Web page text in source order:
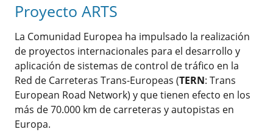
Proyecto ARTS
La Comunidad Europea ha impulsado la realización
de proyectos internacionales para el desarrollo y
aplicación de sistemas de control de tráfico en la
Red de Carreteras Trans-Europeas (TERN: Trans
European Road Network) y que tienen efecto en los
más de 70.000 km de carreteras y autopistas en
Europa.